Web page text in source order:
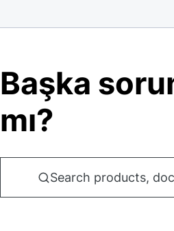
Başka
mı?
Search products,